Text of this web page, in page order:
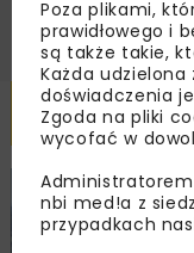
Poza plikami,
prawidłowego i
są także takie,
Każda
doświadczenia
Zgoda na pliki
wycofać w
nbi med!a z
przypadkach